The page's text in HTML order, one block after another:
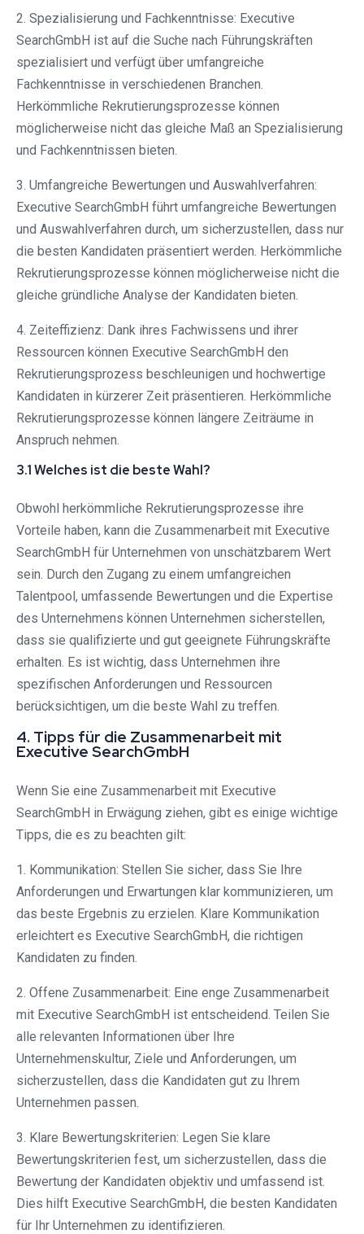
2. Spezialisierung und Fachkenntnisse: Executive
SearchGmbH ist auf die Suche nach Führungskräften
spezialisiert und verfügt über umfangreiche
Fachkenntnisse in verschiedenen Branchen.
Herkömmliche Rekrutierungsprozesse können
möglicherweise nicht das gleiche Maß an Spezialisierung
und Fachkenntnissen bieten.
3. Umfangreiche Bewertungen und Auswahlverfahren:
Executive SearchGmbH führt umfangreiche Bewertungen
und Auswahlverfahren durch, um sicherzustellen, dass nur
die besten Kandidaten präsentiert werden. Herkömmliche
Rekrutierungsprozesse können möglicherweise nicht die
gleiche gründliche Analyse der Kandidaten bieten.
4. Zeiteffizienz: Dank ihres Fachwissens und ihrer
Ressourcen können Executive SearchGmbH den
Rekrutierungsprozess beschleunigen und hochwertige
Kandidaten in kürzerer Zeit präsentieren. Herkömmliche
Rekrutierungsprozesse können längere Zeiträume in
Anspruch nehmen.
3.1 Welches ist die beste Wahl?
Obwohl herkömmliche Rekrutierungsprozesse ihre
Vorteile haben, kann die Zusammenarbeit mit Executive
SearchGmbH für Unternehmen von unschätzbarem Wert
sein. Durch den Zugang zu einem umfangreichen
Talentpool, umfassende Bewertungen und die Expertise
des Unternehmens können Unternehmen sicherstellen,
dass sie qualifizierte und gut geeignete Führungskräfte
erhalten. Es ist wichtig, dass Unternehmen ihre
spezifischen Anforderungen und Ressourcen
berücksichtigen, um die beste Wahl zu treffen.
4. Tipps für die Zusammenarbeit mit
Executive SearchGmbH
Wenn Sie eine Zusammenarbeit mit Executive
SearchGmbH in Erwägung ziehen, gibt es einige wichtige
Tipps, die es zu beachten gilt:
1. Kommunikation: Stellen Sie sicher, dass Sie Ihre
Anforderungen und Erwartungen klar kommunizieren, um
das beste Ergebnis zu erzielen. Klare Kommunikation
erleichtert es Executive SearchGmbH, die richtigen
Kandidaten zu finden.
2. Offene Zusammenarbeit: Eine enge Zusammenarbeit
mit Executive SearchGmbH ist entscheidend. Teilen Sie
alle relevanten Informationen über Ihre
Unternehmenskultur, Ziele und Anforderungen, um
sicherzustellen, dass die Kandidaten gut zu Ihrem
Unternehmen passen.
3. Klare Bewertungskriterien: Legen Sie klare
Bewertungskriterien fest, um sicherzustellen, dass die
Bewertung der Kandidaten objektiv und umfassend ist.
Dies hilft Executive SearchGmbH, die besten Kandidaten
für Ihr Unternehmen zu identifizieren.